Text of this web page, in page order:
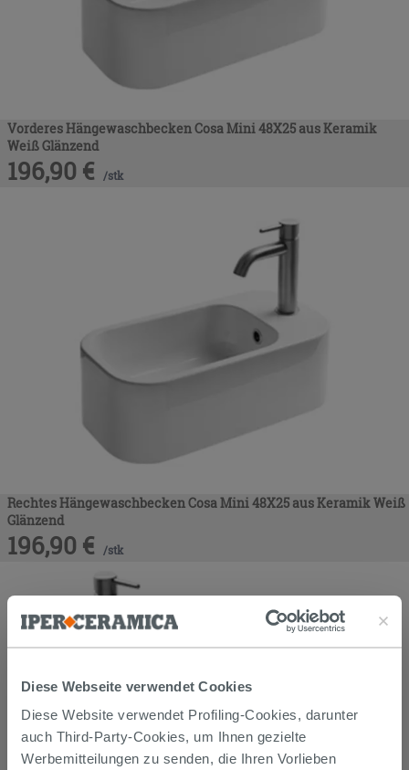
Diese Webseite verwendet Cookies
Diese Website verwendet Profiling-Cookies, darunter
auch Third-Party-Cookies, um Ihnen gezielte
Werbemitteilungen zu senden, die Ihren Vorlieben
Vorderes Hängewaschbecken Cosa Mini 48X25 aus Keramik
Weiß Glänzend
196,90 € /stk
Rechtes Hängewaschbecken Cosa Mini 48X25 aus Keramik Weiß
Glänzend
196,90 € /stk